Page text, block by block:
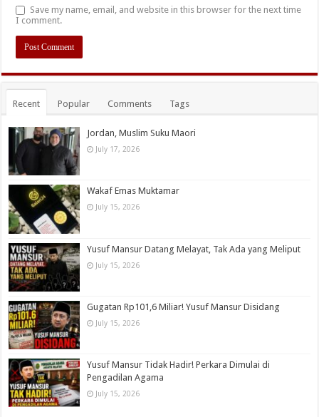
Save my name, email, and website in this browser for the next time
I comment.
Recent Popular Comments Tags
Jordan, Muslim Suku Maori
July 17, 2026
Wakaf Emas Muktamar
July 15, 2026
Yusuf Mansur Datang Melayat, Tak Ada yang Meliput
July 15, 2026
Gugatan Rp101,6 Miliar! Yusuf Mansur Disidang
July 15, 2026
Yusuf Mansur Tidak Hadir! Perkara Dimulai di
Pengadilan Agama
July 15, 2026